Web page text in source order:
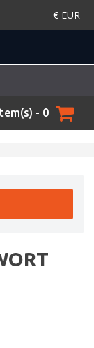
€ EUR
Item(s) - 0